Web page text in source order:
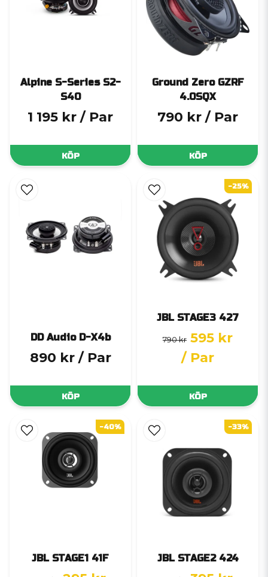
Alpine S-Series S2-
S40
1 195 kr / Par
KÖP
Ground Zero GZRF
4.0SQX
790 kr / Par
KÖP
DD Audio D-X4b
890 kr / Par
KÖP
JBL STAGE3 427
790 kr 595 kr
/ Par
KÖP
-25%
JBL STAGE1 41F
-40%
JBL STAGE2 424
-33%